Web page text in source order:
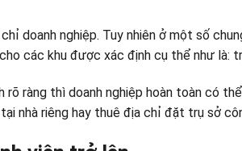
doanh nghiệp. Tuy nhiên ở một số
các khu được xác định cụ thể như là:
ràng thì doanh nghiệp hoàn toàn có
nhà riêng hay thuê địa chỉ đặt trụ sở